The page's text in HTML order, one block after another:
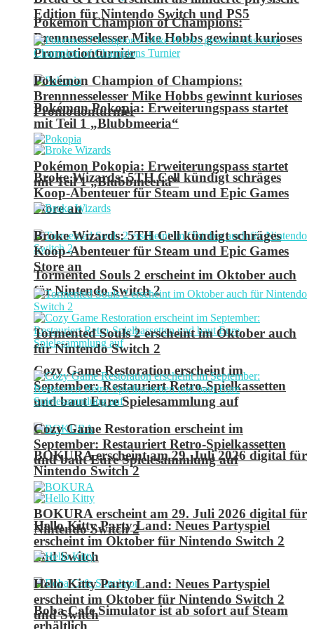
Pokémon Champion of Champions:
Brennnesselesser Mike Hobbs gewinnt kurioses
Promotionturnier
Pokémon Pokopia: Erweiterungspass startet
mit Teil 1 „Blubbmeeria“
Broke Wizards: 5TH Cell kündigt schräges
Koop-Abenteuer für Steam und Epic Games
Store an
Tormented Souls 2 erscheint im Oktober auch
für Nintendo Switch 2
Cozy Game Restoration erscheint im
September: Restauriert Retro-Spielkassetten
und baut Eure Spielesammlung auf
BOKURA erscheint am 29. Juli 2026 digital für
Nintendo Switch 2
Hello Kitty Party Land: Neues Partyspiel
erscheint im Oktober für Nintendo Switch 2
und Switch
Boba Cafe Simulator ist ab sofort auf Steam
erhältlich
Edition für Nintendo Switch und PS5
Pokémon Champion of Champions:
Brennnesselesser Mike Hobbs gewinnt kurioses
Promotionturnier
Pokémon Pokopia: Erweiterungspass startet
mit Teil 1 „Blubbmeeria“
Broke Wizards: 5TH Cell kündigt schräges
Koop-Abenteuer für Steam und Epic Games
Store an
Tormented Souls 2 erscheint im Oktober auch
für Nintendo Switch 2
Cozy Game Restoration erscheint im
September: Restauriert Retro-Spielkassetten
und baut Eure Spielesammlung auf
BOKURA erscheint am 29. Juli 2026 digital für
Nintendo Switch 2
Hello Kitty Party Land: Neues Partyspiel
erscheint im Oktober für Nintendo Switch 2
und Switch